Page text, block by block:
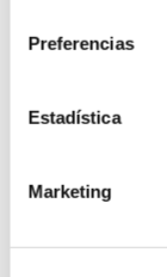
Preferencias
Estadística
Marketing